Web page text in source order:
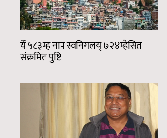
येँ ५८३म्ह नाप स्वनिगलय् ७२४म्हेसित
संक्रमित पुष्टि